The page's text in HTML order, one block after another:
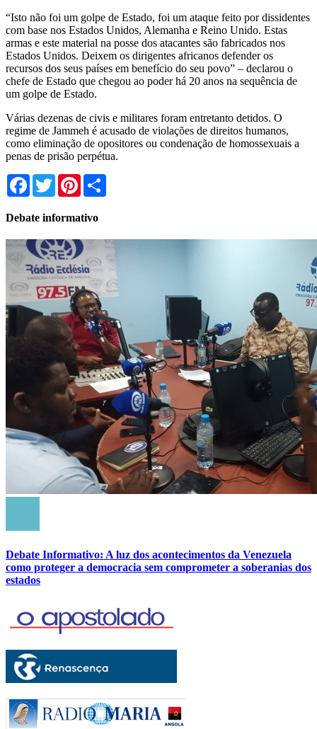
“Isto não foi um golpe de Estado, foi um ataque feito por dissidentes
com base nos Estados Unidos, Alemanha e Reino Unido. Estas
armas e este material na posse dos atacantes são fabricados nos
Estados Unidos. Deixem os dirigentes africanos defender os
recursos dos seus países em benefício do seu povo” – declarou o
chefe de Estado que chegou ao poder há 20 anos na sequência de
um golpe de Estado.
Várias dezenas de civis e militares foram entretanto detidos. O
regime de Jammeh é acusado de violações de direitos humanos,
como eliminação de opositores ou condenação de homossexuais a
penas de prisão perpétua.
Facebook
TwitterPinterest
Debate informativo
Debate Informativo: A luz dos acontecimentos da Venezuela
como proteger a democracia sem comprometer a soberanias dos
estados